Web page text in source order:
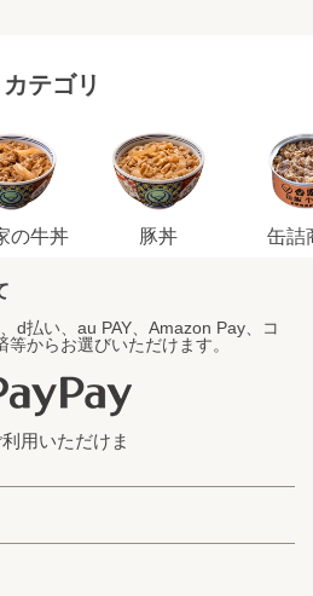
カテゴリ
の牛丼 豚丼 缶詰
d払い、au PAY、Amazon Pay、コ
からお選びいただけます。
用いただけま